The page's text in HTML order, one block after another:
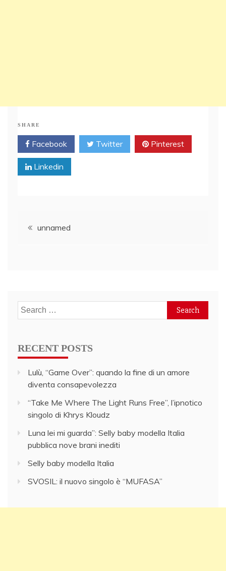
SHARE
Facebook Twitter Pinterest
Linkedin
Postunnamed
Search
for:
RECENT POSTS
Lulù, “Game Over”: quando la fine di un amore
diventa consapevolezza
“Take Me Where The Light Runs Free”, l’ipnotico
singolo di Khrys Kloudz
Luna lei mi guarda”: Selly baby modella Italia
pubblica nove brani inediti
Selly baby modella Italia
SVOSIL: il nuovo singolo è “MUFASA”